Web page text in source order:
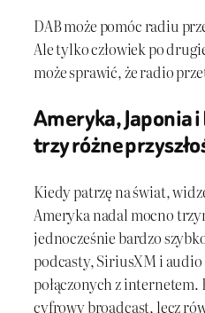
DAB może pomóc radiu
Ale tylko człowiek po
może sprawić, że radio
Ameryka, Japonia
trzy różne
Kiedy patrzę na świat,
Ameryka nadal mocno
jednocześnie bardzo
podcasty, SiriusXM i
połączonych z internetem.
cyfrowy broadcast, lecz